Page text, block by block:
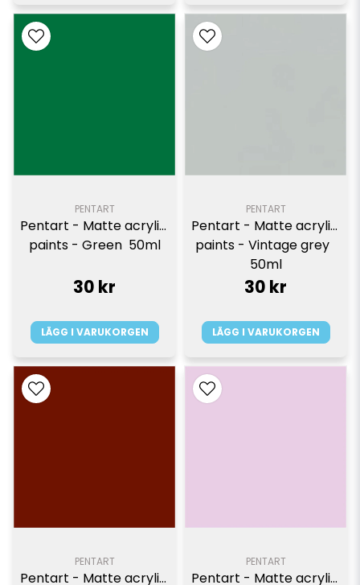
PENTART
Pentart - Matte acrylic
paints - Green  50ml
30 kr
LÄGG I VARUKORGEN
PENTART
Pentart - Matte acrylic
paints - Vintage grey
50ml
30 kr
LÄGG I VARUKORGEN
PENTART
Pentart - Matte acrylic
PENTART
Pentart - Matte acrylic